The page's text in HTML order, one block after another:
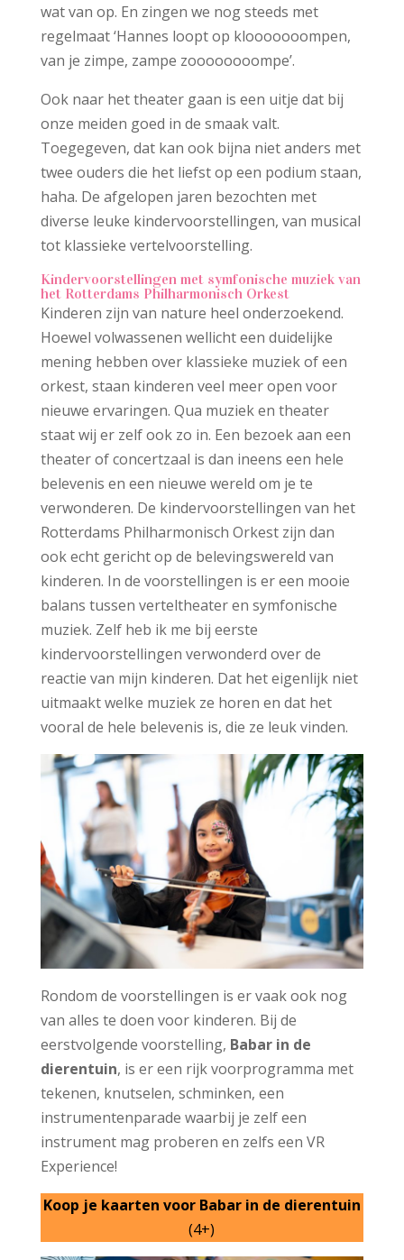
wat van op. En zingen we nog steeds met
regelmaat ‘Hannes loopt op klooooooompen,
van je zimpe, zampe zoooooooompe’.
Ook naar het theater gaan is een uitje dat bij
onze meiden goed in de smaak valt.
Toegegeven, dat kan ook bijna niet anders met
twee ouders die het liefst op een podium staan,
haha. De afgelopen jaren bezochten met
diverse leuke kindervoorstellingen, van musical
tot klassieke vertelvoorstelling.
Kindervoorstellingen met symfonische muziek van
het Rotterdams Philharmonisch Orkest
Kinderen zijn van nature heel onderzoekend.
Hoewel volwassenen wellicht een duidelijke
mening hebben over klassieke muziek of een
orkest, staan kinderen veel meer open voor
nieuwe ervaringen. Qua muziek en theater
staat wij er zelf ook zo in. Een bezoek aan een
theater of concertzaal is dan ineens een hele
belevenis en een nieuwe wereld om je te
verwonderen. De kindervoorstellingen van het
Rotterdams Philharmonisch Orkest zijn dan
ook echt gericht op de belevingswereld van
kinderen. In de voorstellingen is er een mooie
balans tussen verteltheater en symfonische
muziek. Zelf heb ik me bij eerste
kindervoorstellingen verwonderd over de
reactie van mijn kinderen. Dat het eigenlijk niet
uitmaakt welke muziek ze horen en dat het
vooral de hele belevenis is, die ze leuk vinden.
Rondom de voorstellingen is er vaak ook nog
van alles te doen voor kinderen. Bij de
eerstvolgende voorstelling, Babar in de
dierentuin, is er een rijk voorprogramma met
tekenen, knutselen, schminken, een
instrumentenparade waarbij je zelf een
instrument mag proberen en zelfs een VR
Experience!
Koop je kaarten voor Babar in de dierentuin
(4+)